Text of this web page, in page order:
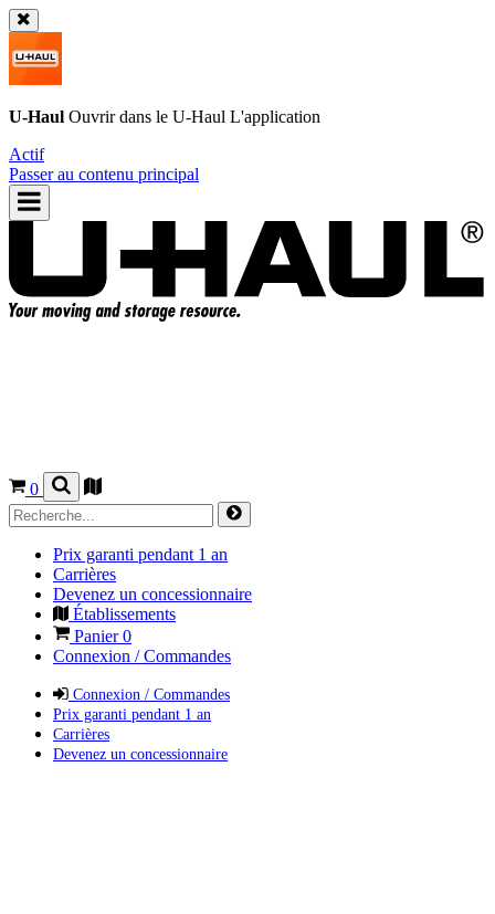
U-Haul Ouvrir dans le U-Haul L'application
Actif
Passer au contenu principal
0
Prix garanti pendant 1 an
Carrières
Devenez un concessionnaire
Établissements
Panier0
Connexion / Commandes
Connexion / Commandes
Prix garanti pendant 1 an
Carrières
Devenez un concessionnaire